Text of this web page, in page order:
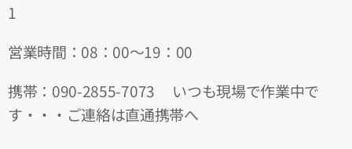
1
営業時間：08：00～19：00
携帯：090-2855-7073 いつも現場で作業中で
す・・・ご連絡は直通携帯へ